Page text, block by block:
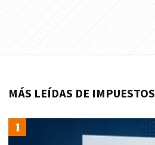
MÁS LEÍDAS DE IMPUESTOS